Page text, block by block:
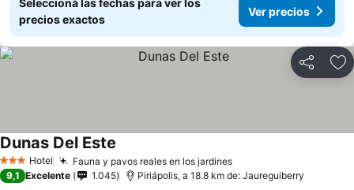
Seleccioná las fechas para ver los
precios exactos
Ver precios
Compartir
3 Estrellas
Hotel Fauna y pavos reales en los jardines
Dunas Del Este
9,1 Excelente 1.045 Piriápolis, a 18.8 km de: Jaureguiberry